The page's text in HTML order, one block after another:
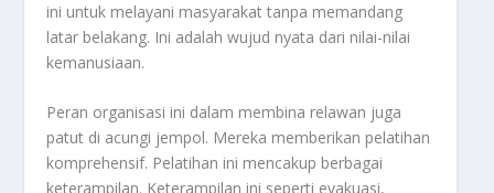
ini untuk melayani masyarakat tanpa memandang
latar belakang. Ini adalah wujud nyata dari nilai-nilai
kemanusiaan.
Peran organisasi ini dalam membina relawan juga
patut di acungi jempol. Mereka memberikan pelatihan
komprehensif. Pelatihan ini mencakup berbagai
keterampilan. Keterampilan ini seperti evakuasi,